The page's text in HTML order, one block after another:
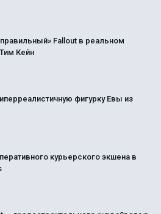
Fallout в реальном
Кейн
фигурку Евы из
курьерского экшена в